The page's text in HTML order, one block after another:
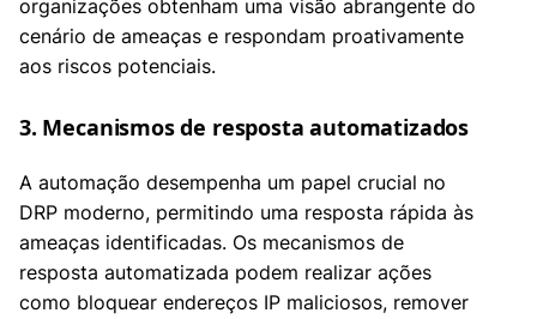
organizações obtenham uma visão abrangente do
cenário de ameaças e respondam proativamente
aos riscos potenciais.
3. Mecanismos de resposta automatizados
A automação desempenha um papel crucial no
DRP moderno, permitindo uma resposta rápida às
ameaças identificadas. Os mecanismos de
resposta automatizada podem realizar ações
como bloquear endereços IP maliciosos, remover